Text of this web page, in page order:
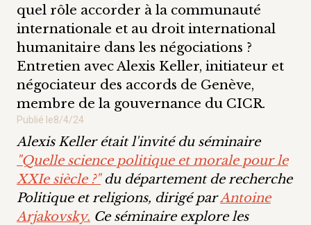
quel rôle accorder à la communauté
internationale et au droit international
humanitaire dans les négociations ?
Entretien avec Alexis Keller, initiateur et
négociateur des accords de Genève,
membre de la gouvernance du CICR.
Publié le8/4/24
Alexis Keller était l'invité du séminaire
"Quelle science politique et morale pour le
XXIe siècle ?"du département de recherche
Politique et religions, dirigé parAntoine
Arjakovsky. Ce séminaire explore les